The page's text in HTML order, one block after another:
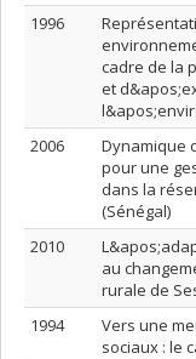
1996
cadre de la
et
2006
Dynamique
pour une
dans la
(Sénégal)
2010
au
rurale de
1994
Vers une
sociaux : le